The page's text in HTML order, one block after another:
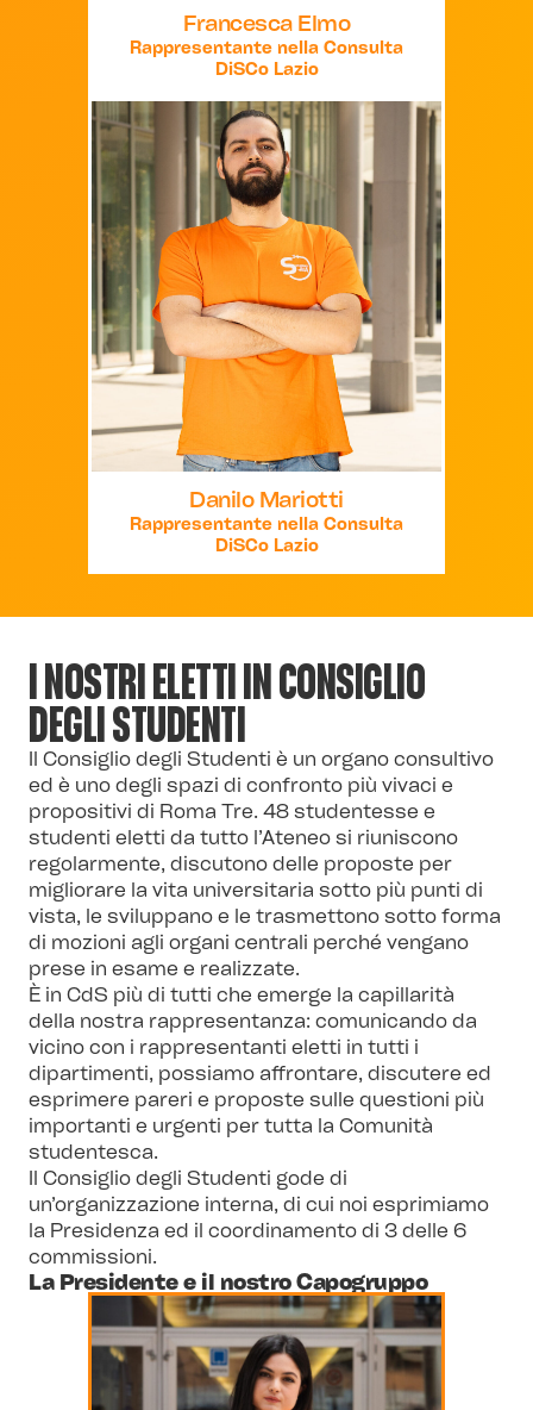
Francesca Elmo
Rappresentante nella Consulta
DiSCo Lazio
Danilo Mariotti
Rappresentante nella Consulta
DiSCo Lazio
I NOSTRI ELETTI IN CONSIGLIO
DEGLI STUDENTI
Il Consiglio degli Studenti è un organo consultivo
ed è uno degli spazi di confronto più vivaci e
propositivi di Roma Tre. 48 studentesse e
studenti eletti da tutto l’Ateneo si riuniscono
regolarmente, discutono delle proposte per
migliorare la vita universitaria sotto più punti di
vista, le sviluppano e le trasmettono sotto forma
di mozioni agli organi centrali perché vengano
prese in esame e realizzate.
È in CdS più di tutti che emerge la capillarità
della nostra rappresentanza: comunicando da
vicino con i rappresentanti eletti in tutti i
dipartimenti, possiamo affrontare, discutere ed
esprimere pareri e proposte sulle questioni più
importanti e urgenti per tutta la Comunità
studentesca.
Il Consiglio degli Studenti gode di
un’organizzazione interna, di cui noi esprimiamo
la Presidenza ed il coordinamento di 3 delle 6
commissioni.
La Presidente e il nostro Capogruppo